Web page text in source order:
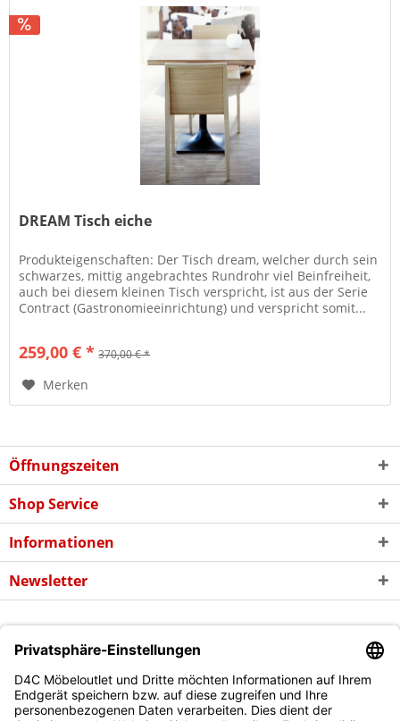
DREAM Tisch eiche
Produkteigenschaften: Der Tisch dream, welcher durch sein
schwarzes, mittig angebrachtes Rundrohr viel Beinfreiheit,
auch bei diesem kleinen Tisch verspricht, ist aus der Serie
Contract (Gastronomieeinrichtung) und verspricht somit...
259,00 € * 370,00 € *
Merken
Öffnungszeiten
Shop Service
Informationen
Newsletter
* Alle Preise inkl. gesetzl. Mehrwertsteuer zzgl. evtl.Versandkostenund
ggf. Nachnahmegebühren, wenn nicht anders beschrieben
Copyright © d4c Möbel Outlet - Alle Rechte vorbehalten